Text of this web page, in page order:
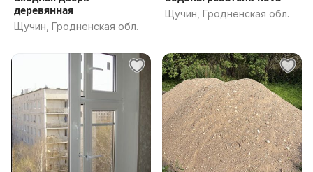
деревянная
Щучин, Гродненская обл.
Щучин, Гродненская обл.